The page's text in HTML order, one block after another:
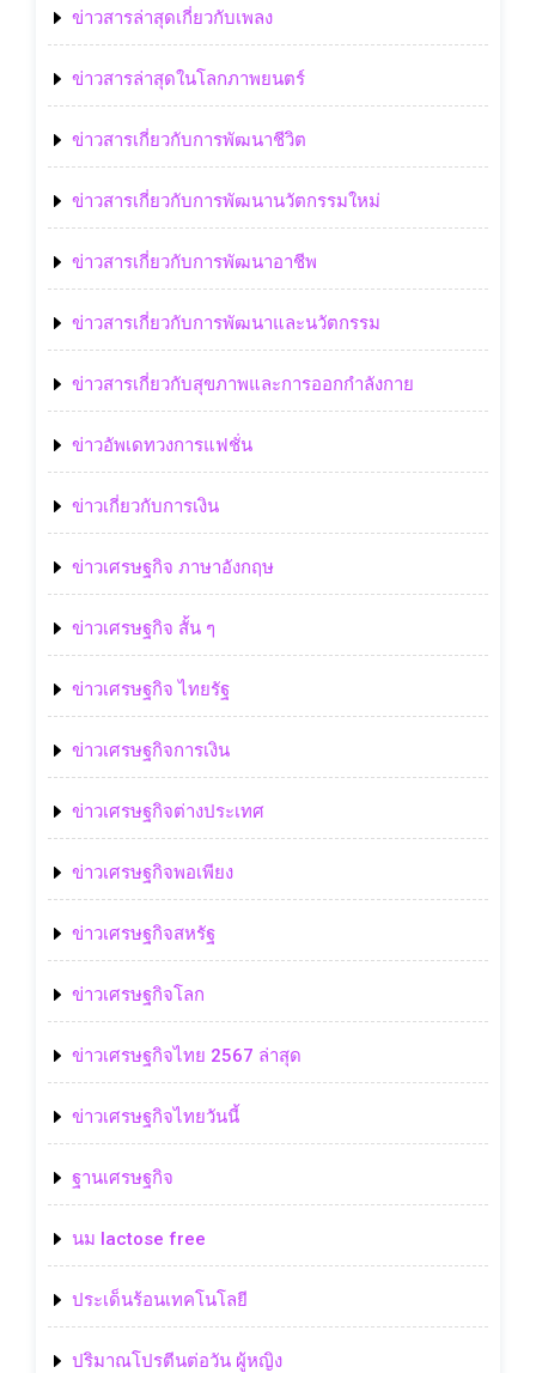
ข่าวสารล่าสุดเกี่ยวกับเพลง
ข่าวสารล่าสุดในโลกภาพยนตร์
ข่าวสารเกี่ยวกับการพัฒนาชีวิต
ข่าวสารเกี่ยวกับการพัฒนานวัตกรรมใหม่
ข่าวสารเกี่ยวกับการพัฒนาอาชีพ
ข่าวสารเกี่ยวกับการพัฒนาและนวัตกรรม
ข่าวสารเกี่ยวกับสุขภาพและการออกกำลังกาย
ข่าวอัพเดทวงการแฟชั่น
ข่าวเกี่ยวกับการเงิน
ข่าวเศรษฐกิจ ภาษาอังกฤษ
ข่าวเศรษฐกิจ สั้น ๆ
ข่าวเศรษฐกิจ ไทยรัฐ
ข่าวเศรษฐกิจการเงิน
ข่าวเศรษฐกิจต่างประเทศ
ข่าวเศรษฐกิจพอเพียง
ข่าวเศรษฐกิจสหรัฐ
ข่าวเศรษฐกิจโลก
ข่าวเศรษฐกิจไทย 2567 ล่าสุด
ข่าวเศรษฐกิจไทยวันนี้
ฐานเศรษฐกิจ
นม lactose free
ประเด็นร้อนเทคโนโลยี
ปริมาณโปรตีนต่อวัน ผู้หญิง